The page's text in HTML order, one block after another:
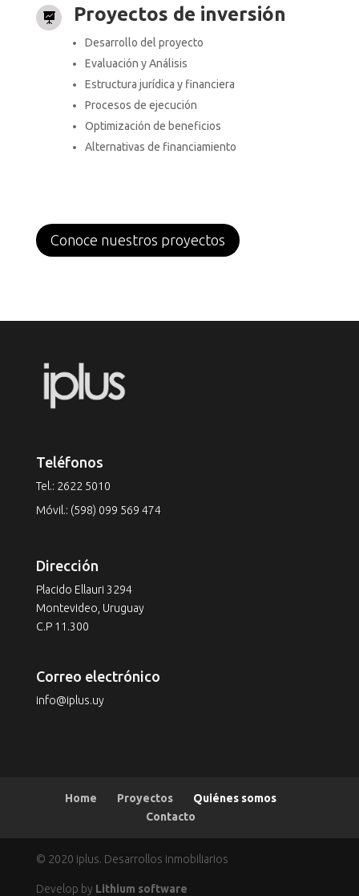
 Proyectos de inversión
Desarrollo del proyecto
Evaluación y Análisis
Estructura jurídica y financiera
Procesos de ejecución
Optimización de beneficios
Alternativas de financiamiento
Conoce nuestros proyectos
Teléfonos
Tel.: 2622 5010
Móvil.: (598) 099 569 474
Dirección
Placido Ellauri 3294
Montevideo, Uruguay
C.P 11.300
Correo electrónico
info@iplus.uy
Home Proyectos
Quiénes somos
Contacto
© 2020 iplus. Desarrollos inmobiliarios
Develop by Lithium software